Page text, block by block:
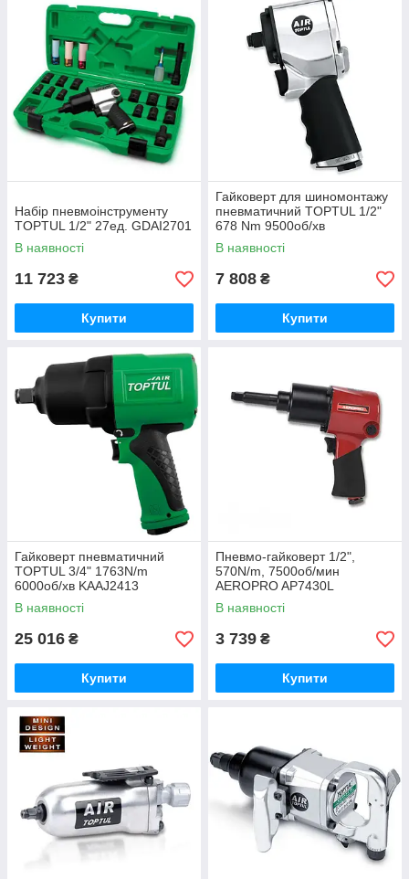
Набір пневмоінструменту
TOPTUL 1/2" 27ед. GDAI2701
В наявності
11 723 ₴
Купити
Гайковерт для шиномонтажу
пневматичний TOPTUL 1/2"
678 Nm 9500об/хв
суперкороткий KAAQ1650
В наявності
7 808 ₴
Купити
Гайковерт пневматичний
TOPTUL 3/4" 1763N/m
6000об/хв KAAJ2413
В наявності
25 016 ₴
Купити
Пневмо-гайковерт 1/2",
570N/m, 7500об/мин
AEROPRO AP7430L
В наявності
3 739 ₴
Купити